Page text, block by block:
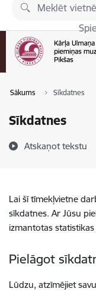
Pāriet uz lapas saturu
Sākums Sīkdatnes
Sīkdatnes
Atskaņot tekstu
Lai šī tīmekļvietne
sīkdatnes. Ar Jūsu
izmantotas
Pielāgot
Lūdzu, atzīmējiet